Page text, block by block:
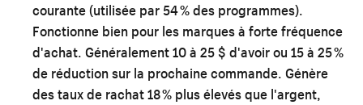
courante (utilisée par 54 % des programmes).
Fonctionne bien pour les marques à forte fréquence
d'achat. Généralement 10 à 25 $ d'avoir ou 15 à 25 %
de réduction sur la prochaine commande. Génère
des taux de rachat 18 % plus élevés que l'argent,